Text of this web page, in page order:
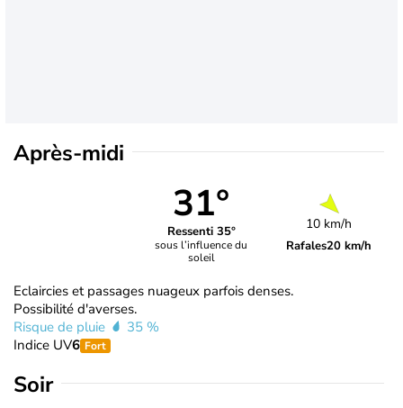
Après-midi
31°
Ressenti 35°
sous l’influence du
soleil
10 km/h
Rafales20 km/h
Eclaircies et passages nuageux parfois denses.
Possibilité d'averses.
Risque de pluie
35 %
Indice UV6 Fort
Soir